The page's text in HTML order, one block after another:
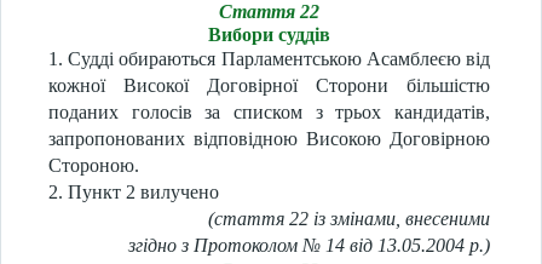
Стаття 22
Вибори суддів
1. Судді обираються Парламентською Асамблеєю від
кожної Високої Договірної Сторони більшістю
поданих голосів за списком з трьох кандидатів,
запропонованих відповідною Високою Договірною
Стороною.
2. Пункт 2 вилучено
(стаття 22 із змінами, внесеними
згідно з Протоколом № 14 від 13.05.2004 р.)